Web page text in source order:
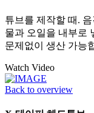
튜브를 제작할 때.
물과 오일을 내부로
문제없이 생산 가능
Watch Video
Back to overview